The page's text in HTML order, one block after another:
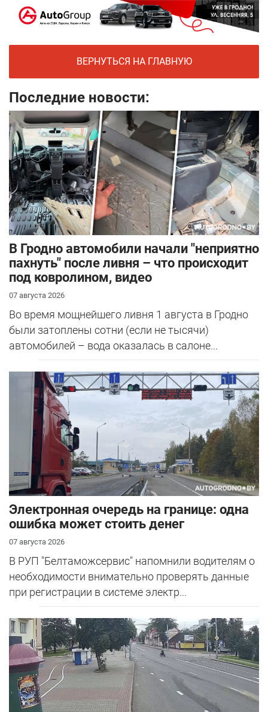
ВЕРНУТЬСЯ НА ГЛАВНУЮ
Последние новости:
В Гродно автомобили начали "неприятно
пахнуть" после ливня – что происходит
под ковролином, видео
07 августа 2026
Во время мощнейшего ливня 1 августа в Гродно
были затоплены сотни (если не тысячи)
автомобилей – вода оказалась в салоне...
Электронная очередь на границе: одна
ошибка может стоить денег
07 августа 2026
В РУП "Белтаможсервис" напомнили водителям о
необходимости внимательно проверять данные
при регистрации в системе электр...